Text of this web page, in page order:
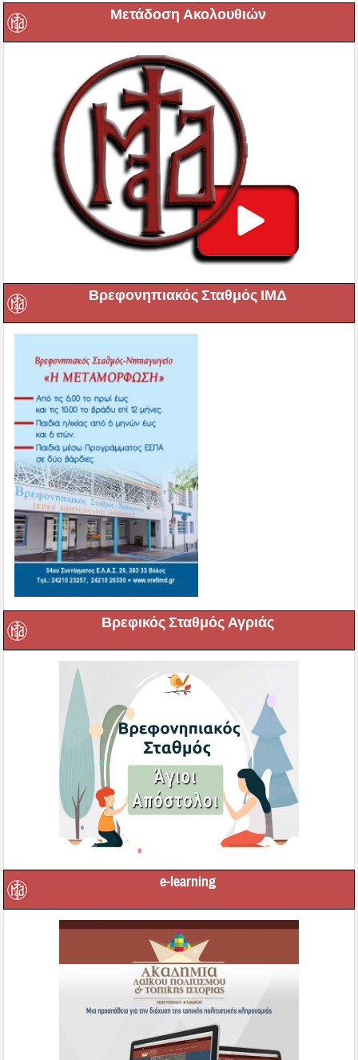
Μετάδοση Ακολουθιών
Βρεφονηπιακός Σταθμός ΙΜΔ
Βρεφικός Σταθμός Αγριάς
e-learning